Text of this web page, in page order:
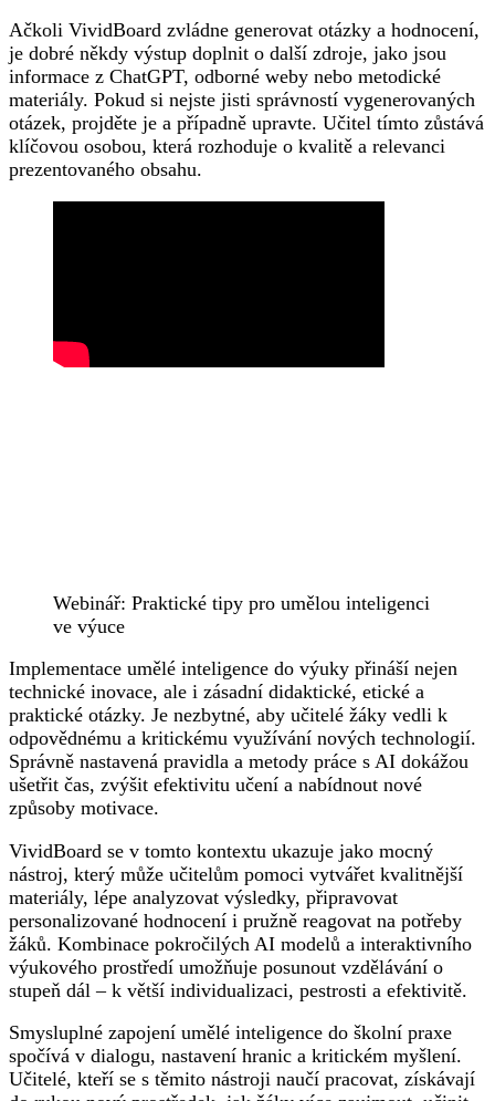
Ačkoli VividBoard zvládne generovat otázky a hodnocení,
je dobré někdy výstup doplnit o další zdroje, jako jsou
informace z ChatGPT, odborné weby nebo metodické
materiály. Pokud si nejste jisti správností vygenerovaných
otázek, projděte je a případně upravte. Učitel tímto zůstává
klíčovou osobou, která rozhoduje o kvalitě a relevanci
prezentovaného obsahu.
Webinář: Praktické tipy pro umělou inteligenci
ve výuce
Implementace umělé inteligence do výuky přináší nejen
technické inovace, ale i zásadní didaktické, etické a
praktické otázky. Je nezbytné, aby učitelé žáky vedli k
odpovědnému a kritickému využívání nových technologií.
Správně nastavená pravidla a metody práce s AI dokážou
ušetřit čas, zvýšit efektivitu učení a nabídnout nové
způsoby motivace.
VividBoard se v tomto kontextu ukazuje jako mocný
nástroj, který může učitelům pomoci vytvářet kvalitnější
materiály, lépe analyzovat výsledky, připravovat
personalizované hodnocení i pružně reagovat na potřeby
žáků. Kombinace pokročilých AI modelů a interaktivního
výukového prostředí umožňuje posunout vzdělávání o
stupeň dál – k větší individualizaci, pestrosti a efektivitě.
Smysluplné zapojení umělé inteligence do školní praxe
spočívá v dialogu, nastavení hranic a kritickém myšlení.
Učitelé, kteří se s těmito nástroji naučí pracovat, získávají